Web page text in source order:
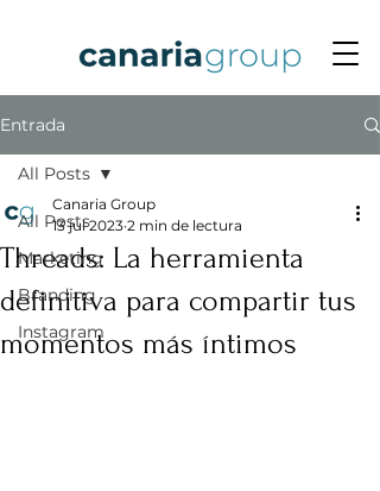
Entrada
All Posts
Marketing
Branding
Instagram
All Posts
Threads: La herramienta
definitiva para compartir tus
momentos más íntimos
Canaria Group
13 jul 2023 2 min de lectura